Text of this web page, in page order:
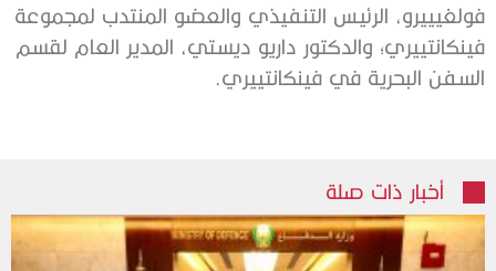
فولغيييرو، الرئيس التنفيذي والعضو المنتدب لمجموعة
فينكانتييري؛ والدكتور داريو ديستي، المدير العام لقسم
السفن البحرية في فينكانتييري.
أخبار ذات صلة